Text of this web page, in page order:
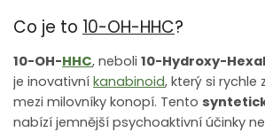
Co je to 10-OH-HHC?
10-OH-HHC, neboli 10-Hydroxy-
je inovativní kanabinoid, který si rychle
mezi milovníky konopí. Tento
nabízí jemnější psychoaktivní účinky